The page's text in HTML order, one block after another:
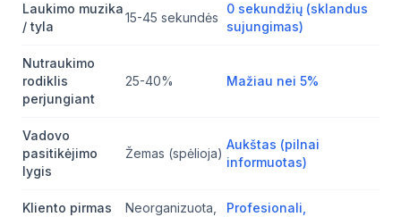
Laukimo muzika
/ tyla
15-45 sekundės
0 sekundžių (sklandus
sujungimas)
Nutraukimo
rodiklis
perjungiant
25-40% Mažiau nei 5%
Vadovo
pasitikėjimo
lygis
Žemas (spėlioja)
Aukštas (pilnai
informuotas)
Kliento pirmas
Neorganizuota,
Profesionali,